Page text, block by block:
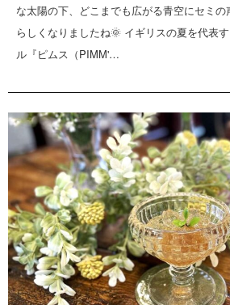
な太陽の下、どこまでも広がる青空にセミ
らしくなりましたね🌞 イギリスの夏を代表
ル『ピムス（PIMM'…